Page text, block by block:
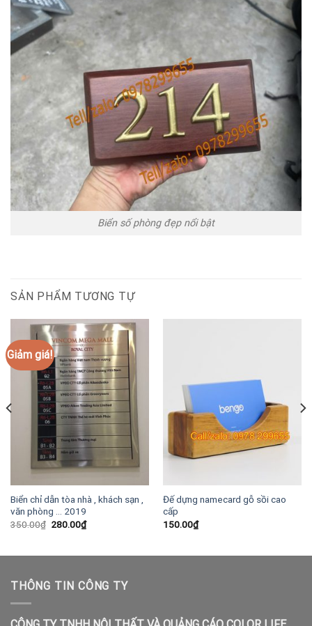
Biển số phòng đẹp nổi bật
SẢN PHẨM TƯƠNG TỰ
Giảm giá!
Biển chỉ dẫn tòa nhà , khách sạn ,
văn phòng … 2019
350.00₫ Giá
280.00₫Giá
hiện
280.00₫.
Đế dựng namecard gỗ sồi cao
cấp
150.00₫
THÔNG TIN CÔNG TY